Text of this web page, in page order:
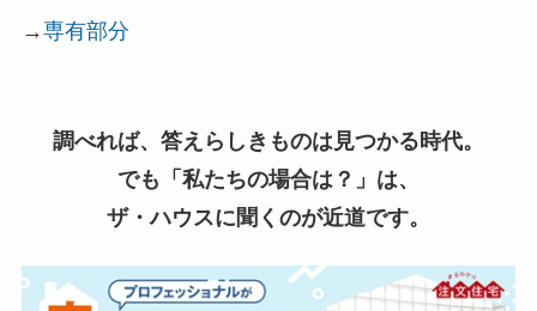
→専有部分
調べれば、答えらしきものは見つかる時代。
でも「私たちの場合は？」は、
ザ・ハウスに聞くのが近道です。